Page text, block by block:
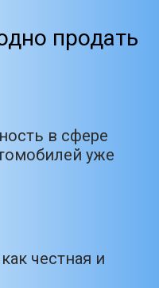
продать
в сфере
уже
честная и